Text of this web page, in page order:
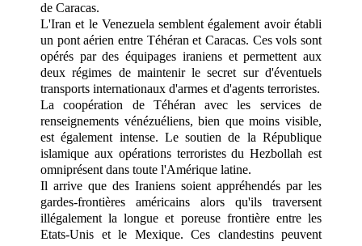
de Caracas.
L'Iran et le Venezuela semblent également avoir établi
un pont aérien entre Téhéran et Caracas. Ces vols sont
opérés par des équipages iraniens et permettent aux
deux régimes de maintenir le secret sur d'éventuels
transports internationaux d'armes et d'agents terroristes.
La coopération de Téhéran avec les services de
renseignements vénézuéliens, bien que moins visible,
est également intense. Le soutien de la République
islamique aux opérations terroristes du Hezbollah est
omniprésent dans toute l'Amérique latine.
Il arrive que des Iraniens soient appréhendés par les
gardes-frontières américains alors qu'ils traversent
illégalement la longue et poreuse frontière entre les
Etats-Unis et le Mexique. Ces clandestins peuvent